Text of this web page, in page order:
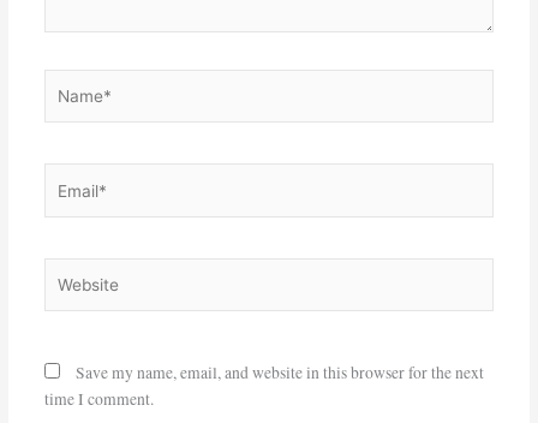
Save my name, email, and website in this browser for the next
time I comment.